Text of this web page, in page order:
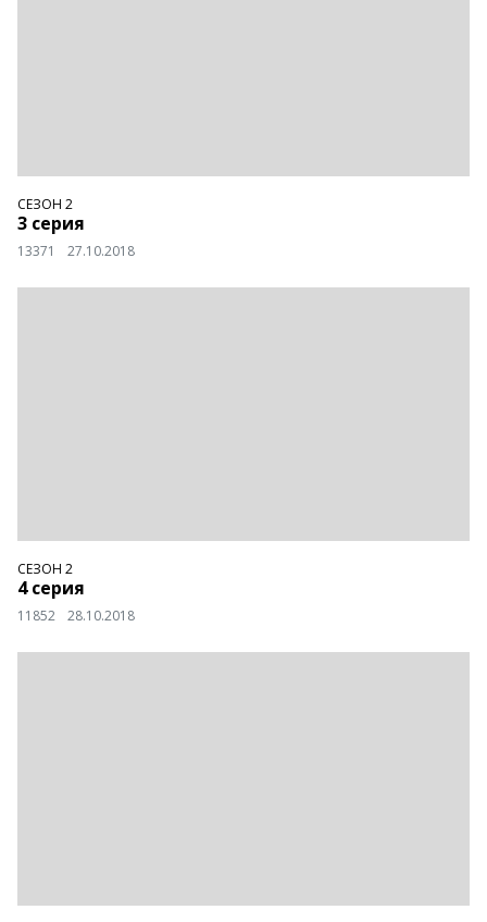
СЕЗОН 2
3 серия
13371 27.10.2018
СЕЗОН 2
4 серия
11852 28.10.2018